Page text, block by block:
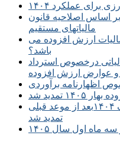
برای عملکرد ۱۴۰۴
اساس اصلاحیه قانون
مالیاتهای مستقیم
ارزش افزوده می
باشد؟
درخصوص استرداد
و عوارض ارزش افزوده
اظهارنامه برآوردی
تمدید شد
مهلت ارسال اظهارنامه اجاره املاک ۱۴۰۴بعد از موعد قبلی
تمدید شد
ماه اول سال ۱۴۰۵